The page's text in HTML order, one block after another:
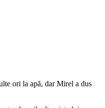
ori la apă, dar Mirel a dus